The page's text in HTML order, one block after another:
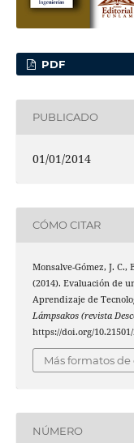
PDF
PUBLICADO
01/01/2014
CÓMO CITAR
Monsalve-Gómez, J. C.,
(2014). Evaluación de
Aprendizaje de
Lámpsakos (revista
https://doi.org/10.21501/
Más formatos de
NÚMERO